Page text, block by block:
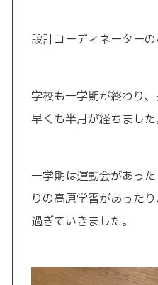
設計コーディネーターの
学校も一学期が終わり
早くも半月が経ちました
一学期は運動会があっ
りの高原学習があった
過ぎていきました。